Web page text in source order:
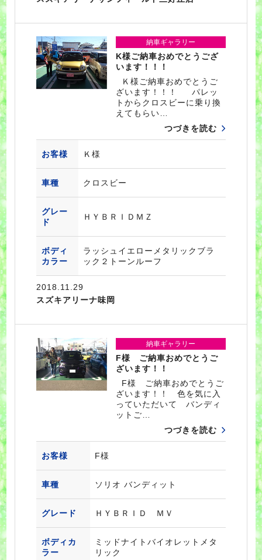
納車ギャラリー
K様ご納車おめでとうござ
います！！！
Ｋ様ご納車おめでとうご
ざいます！！！ パレッ
トからクロスビーに乗り換
えてもらい…
つづきを読む
お客様 Ｋ様
車種 クロスビー
グレー
ド
ＨＹＢＲＩＤＭＺ
ボディ
カラー
ラッシュイエローメタリックブラ
ック２トーンルーフ
2018.11.29
スズキアリーナ味岡
納車ギャラリー
F様 ご納車おめでとうご
ざいます！！
F様 ご納車おめでとうご
ざいます！！ 色を気に入
っていただいて バンディ
ットご…
つづきを読む
お客様 F様
車種 ソリオ バンディット
グレード ＨＹＢＲＩＤ ＭＶ
ボディカ
ラー
ミッドナイトバイオレットメタ
リック